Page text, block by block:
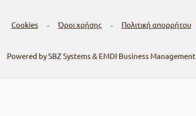
Cookies - Όροι χρήσης - Πολιτική απορρήτου
Powered by SBZ Systems & EMDI Business Management